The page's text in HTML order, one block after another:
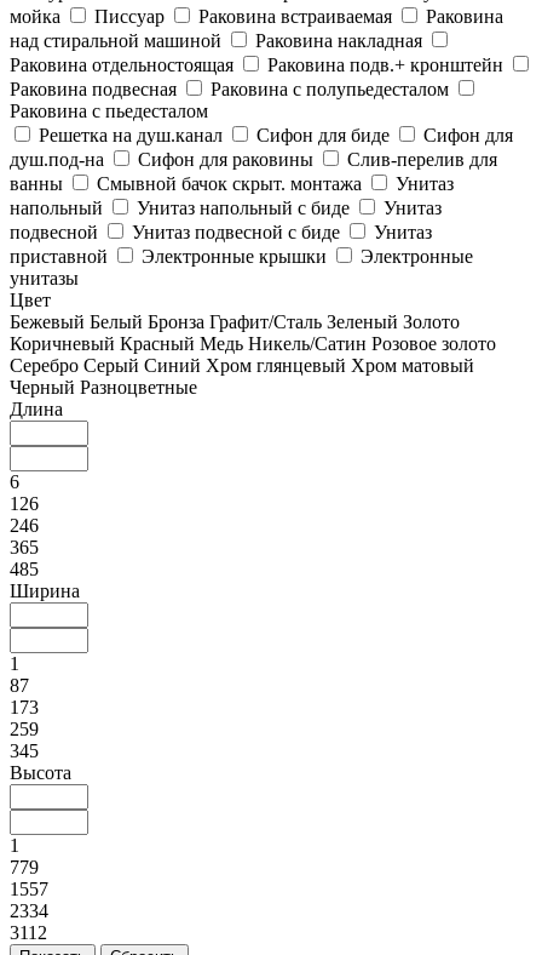
мойка
Писсуар Раковина встраиваемая
Раковина
над стиральной машиной
Раковина накладная
Раковина отдельностоящая
Раковина подв.+ кронштейн
Раковина подвесная
Раковина с полупьедесталом
Раковина с пьедесталом
Решетка на душ.канал
Сифон для биде
Сифон для
душ.под-на
Сифон для раковины
Слив-перелив для
ванны
Смывной бачок скрыт. монтажа
Унитаз
напольный
Унитаз напольный с биде
Унитаз
подвесной
Унитаз подвесной с биде
Унитаз
приставной
Электронные крышки
Электронные
унитазы
Цвет
Бежевый Белый Бронза Графит/Сталь Зеленый Золото
Коричневый Красный Медь Никель/Сатин Розовое золото
Серебро Серый Синий Хром глянцевый Хром матовый
Черный Разноцветные
Длина
6
126
246
365
485
Ширина
1
87
173
259
345
Высота
1
779
1557
2334
3112